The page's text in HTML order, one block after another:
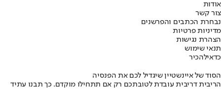
אודות
צור קשר
נבחרת הכתבים והפרשנים
מדיניות פרטיות
הצהרת נגישות
תנאי שימוש
כדאילהכיר
הסוד של איינשטיין שיגדיל לכם את הפנסיה
הריבית דריבית עובדת לטובתכם רק אם תתחילו מוקדם. כך תבנו עתיד